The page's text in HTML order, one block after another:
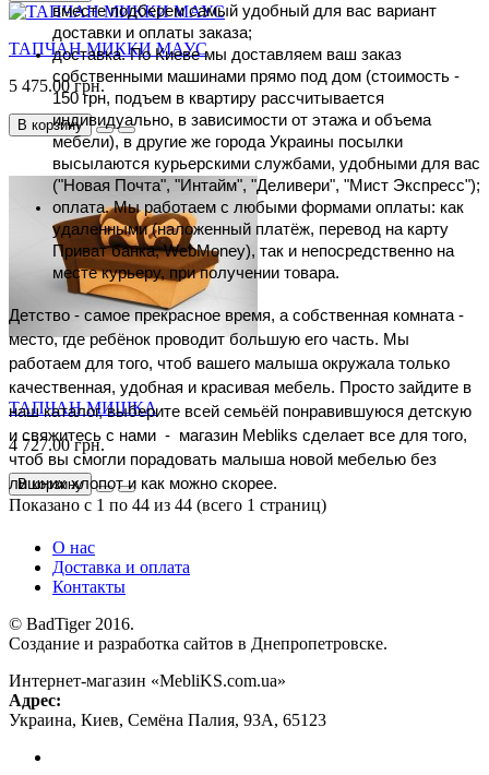
вместе подберем самый удобный для вас вариант
доставки и оплаты заказа;
доставка. По Киеве мы доставляем ваш заказ
собственными машинами прямо под дом (стоимость -
150 грн, подъем в квартиру рассчитывается
индивидуально, в зависимости от этажа и объема
мебели), в другие же города Украины посылки
высылаются курьерскими службами, удобными для вас
("Новая Почта", "Интайм", "Деливери", "Мист Экспресс");
оплата. Мы работаем с любыми формами оплаты: как
удаленными (наложенный платёж, перевод на карту
Приват банка, WebMoney), так и непосредственно на
месте курьеру, при получении товара.
Детство - самое прекрасное время, а собственная комната -
место, где ребёнок проводит большую его часть. Мы
работаем для того, чтоб вашего малыша окружала только
качественная, удобная и красивая мебель. Просто зайдите в
наш каталог, выберите всей семьёй понравившуюся детскую
и свяжитесь с нами  -  магазин Mebliks сделает все для того,
чтоб вы смогли порадовать малыша новой мебелью без
лишних хлопот и как можно скорее.
ТАПЧАН МИККИ МАУС
5 475.00 грн.
В корзину
ТАПЧАН МИШКА
4 727.00 грн.
В корзину
Показано с 1 по 44 из 44 (всего 1 страниц)
О нас
Доставка и оплата
Контакты
© BadTiger 2016.
Создание и разработка сайтов в Днепропетровске.
Интернет-магазин «MebliKS.com.ua»
Адрес:
Украина, Киев, Семёна Палия, 93А, 65123